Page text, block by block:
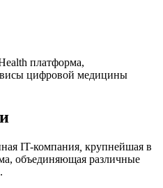
платформа,
цифровой медицины
IT-компания крупнейшая в
объединяющая различные